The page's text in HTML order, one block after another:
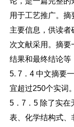
用于工艺推广。
主要信息，供读者
次文献采用。摘要
结果和最终结论等
5. 7．4 中文摘要
宜超过250个实词
5．7．5 除了实在
表、化学结构式、